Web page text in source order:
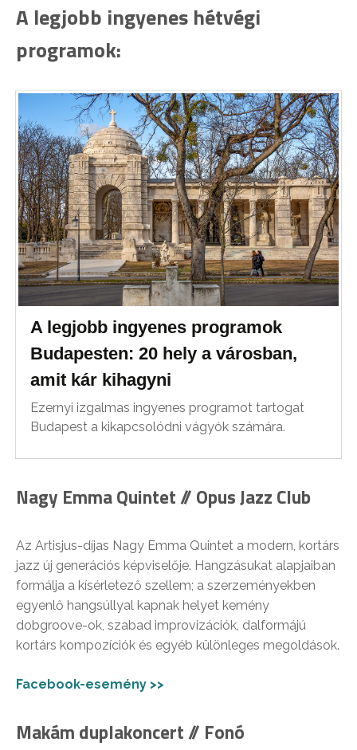
A legjobb ingyenes hétvégi
programok:
A legjobb ingyenes programok
Budapesten: 20 hely a városban,
amit kár kihagyni
Ezernyi izgalmas ingyenes programot tartogat
Budapest a kikapcsolódni vágyók számára.
Nagy Emma Quintet // Opus Jazz Club
Az Artisjus-díjas Nagy Emma Quintet a modern, kortárs
jazz új generációs képviselője. Hangzásukat alapjaiban
formálja a kísérletező szellem; a szerzeményekben
egyenlő hangsúllyal kapnak helyet kemény
dobgroove-ok, szabad improvizációk, dalformájú
kortárs kompozíciók és egyéb különleges megoldások.
Facebook-esemény >>
Makám duplakoncert // Fonó